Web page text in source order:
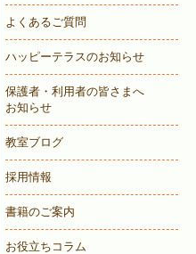
よくあるご質問
ハッピーテラスのお知らせ
保護者・利用者の皆さまへ
お知らせ
教室ブログ
採用情報
書籍のご案内
お役立ちコラム